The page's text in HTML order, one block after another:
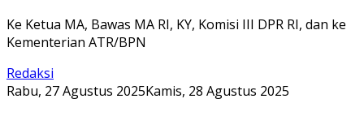
Ke Ketua MA, Bawas MA RI, KY, Komisi III DPR RI, dan ke
Kementerian ATR/BPN
Redaksi
Rabu, 27 Agustus 2025Kamis, 28 Agustus 2025